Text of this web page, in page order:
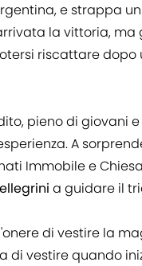
e strappa
la vittoria, ma
riscattare dopo
pieno di giovani
A
Immobile e
a guidare il
di vestire la
di vestire quando